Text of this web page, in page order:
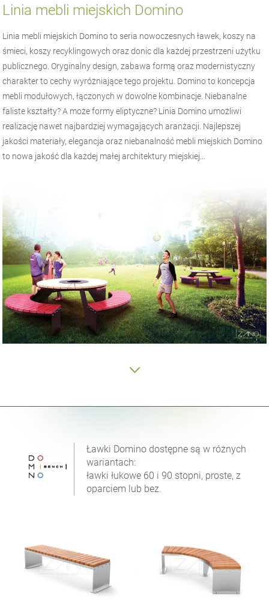
Linia mebli miejskich Domino
Linia mebli miejskich Domino to seria nowoczesnych ławek, koszy na
śmieci, koszy recyklingowych oraz donic dla każdej przestrzeni użytku
publicznego. Oryginalny design, zabawa formą oraz modernistyczny
charakter to cechy wyróżniające tego projektu. Domino to koncepcja
mebli modułowych, łączonych w dowolne kombinacje. Niebanalne
faliste kształty? A może formy eliptyczne? Linia Domino umożliwi
realizację nawet najbardziej wymagających aranżacji. Najlepszej
jakości materiały, elegancja oraz niebanalność mebli miejskich Domino
to nowa jakość dla każdej małej architektury miejskiej…
Ławki Domino dostępne są w różnych
wariantach:
ławki łukowe 60 i 90 stopni, proste, z
oparciem lub bez.